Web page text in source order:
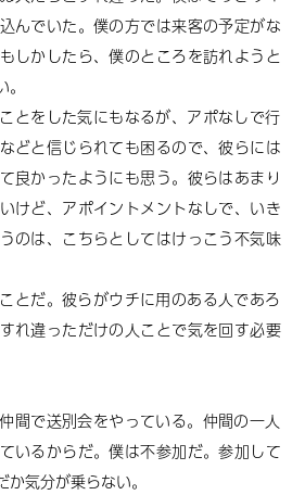
んでいた。僕の方では来客の予定がな
しかしたら、僕のところを訪れようと
とをした気にもなるが、アポなしで行
どと信じられても困るので、彼らには
良かったようにも思う。彼らはあまり
けど、アポイントメントなしで、いき
のは、こちらとしてはけっこう不気味
とだ。彼らがウチに用のある人であろ
れ違っただけの人ことで気を回す必要
間で送別会をやっている。仲間の一人
いるからだ。僕は不参加だ。参加して
気分が乗らない。